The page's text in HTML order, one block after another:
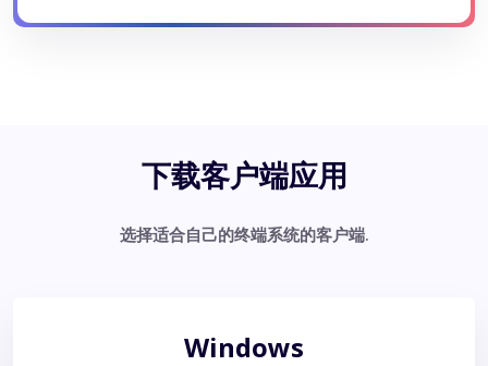
下载客户端应用
选择适合自己的终端系统的客户端.
Windows